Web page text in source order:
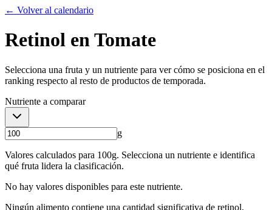
← Volver al calendario
Retinol enTomate
Selecciona una fruta y un nutriente para ver cómo se posiciona en el
ranking respecto al resto de productos de temporada.
Nutriente a comparar
g
Valores calculados para 100g. Selecciona un nutriente e identifica
qué fruta lidera la clasificación.
No hay valores disponibles para este nutriente.
Ningún alimento contiene una cantidad significativa de retinol.